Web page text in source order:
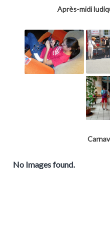
Après-midi
No Images found.